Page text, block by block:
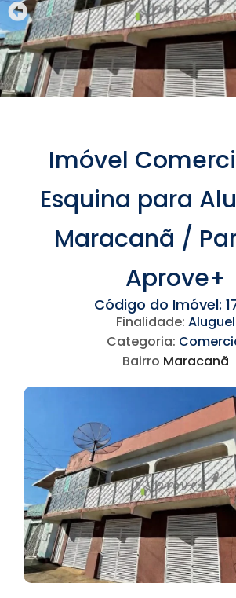
Imóvel
Esquina para
Maracanã /
Aprove+
Código do Imóvel:
Finalidade: Aluguel
Categoria:
Bairro Maracanã